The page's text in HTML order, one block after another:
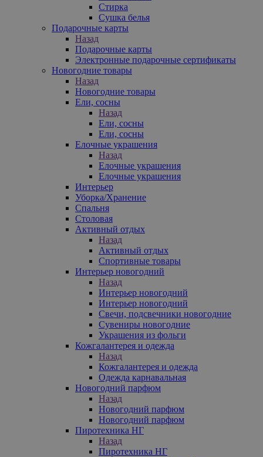
Стирка
Сушка белья
Подарочные карты
Назад
Подарочные карты
Электронные подарочные сертификаты
Новогодние товары
Назад
Новогодние товары
Ели, сосны
Назад
Ели, сосны
Ели, сосны
Елочные украшения
Назад
Елочные украшения
Елочные украшения
Интерьер
Уборка/Хранение
Спальня
Столовая
Активный отдых
Назад
Активный отдых
Спортивные товары
Интерьер новогодний
Назад
Интерьер новогодний
Интерьер новогодний
Свечи, подсвечники новогодние
Сувениры новогодние
Украшения из фольги
Кожгалантерея и одежда
Назад
Кожгалантерея и одежда
Одежда карнавальная
Новогодний парфюм
Назад
Новогодний парфюм
Новогодний парфюм
Пиротехника НГ
Назад
Пиротехника НГ